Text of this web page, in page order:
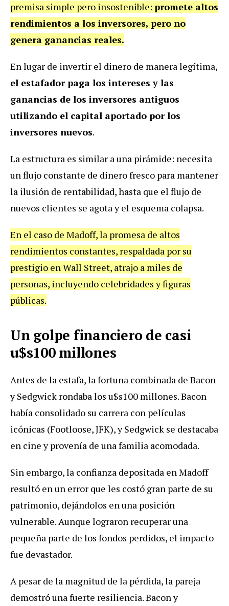
premisa simple pero insostenible: promete altos
rendimientos a los inversores, pero no
genera ganancias reales.
En lugar de invertir el dinero de manera legítima,
el estafador paga los intereses y las
ganancias de los inversores antiguos
utilizando el capital aportado por los
inversores nuevos.
La estructura es similar a una pirámide: necesita
un flujo constante de dinero fresco para mantener
la ilusión de rentabilidad, hasta que el flujo de
nuevos clientes se agota y el esquema colapsa.
En el caso de Madoff, la promesa de altos
rendimientos constantes, respaldada por su
prestigio en Wall Street, atrajo a miles de
personas, incluyendo celebridades y figuras
públicas.
Un golpe financiero de casi
u$s100 millones
Antes de la estafa, la fortuna combinada de Bacon
y Sedgwick rondaba los u$s100 millones. Bacon
había consolidado su carrera con películas
icónicas (Footloose, JFK), y Sedgwick se destacaba
en cine y provenía de una familia acomodada.
Sin embargo, la confianza depositada en Madoff
resultó en un error que les costó gran parte de su
patrimonio, dejándolos en una posición
vulnerable. Aunque lograron recuperar una
pequeña parte de los fondos perdidos, el impacto
fue devastador.
A pesar de la magnitud de la pérdida, la pareja
demostró una fuerte resiliencia. Bacon y